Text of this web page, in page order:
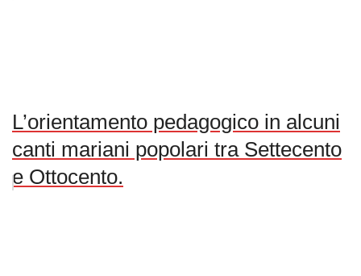
L’orientamento pedagogico in alcuni
canti mariani popolari tra Settecento
e Ottocento.